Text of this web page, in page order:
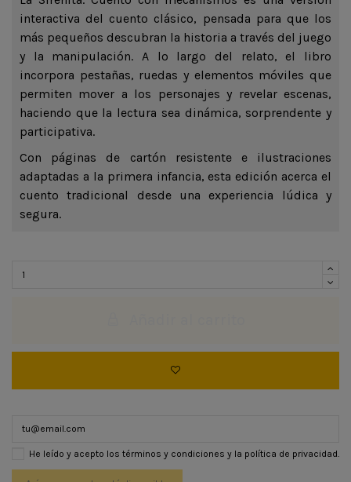
interactiva del cuento clásico, pensada para que los
más pequeños descubran la historia a través del juego
y la manipulación. A lo largo del relato, el libro
incorpora pestañas, ruedas y elementos móviles que
permiten mover a los personajes y revelar escenas,
haciendo que la lectura sea dinámica, sorprendente y
participativa.
Con páginas de cartón resistente e ilustraciones
adaptadas a la primera infancia, esta edición acerca el
cuento tradicional desde una experiencia lúdica y
segura.
He leído y acepto los términos y condiciones y la política de privacidad